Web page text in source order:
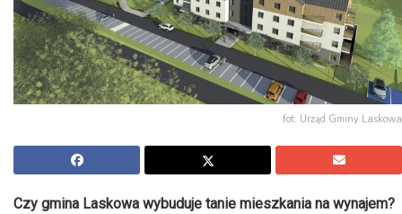
fot. Urząd Gminy Laskowa
Czy gmina Laskowa wybuduje tanie mieszkania na wynajem?